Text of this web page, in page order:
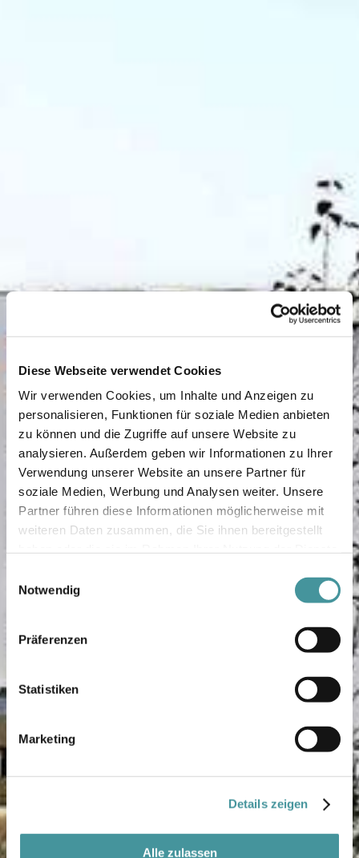
Diese Webseite verwendet Cookies
Wir verwenden Cookies, um Inhalte und Anzeigen zu
personalisieren, Funktionen für soziale Medien anbieten
zu können und die Zugriffe auf unsere Website zu
analysieren. Außerdem geben wir Informationen zu Ihrer
Verwendung unserer Website an unsere Partner für
soziale Medien, Werbung und Analysen weiter. Unsere
Partner führen diese Informationen möglicherweise mit
weiteren Daten zusammen, die Sie ihnen bereitgestellt
Notwendig
Präferenzen
Statistiken
Marketing
Details zeigen
Alle zulassen